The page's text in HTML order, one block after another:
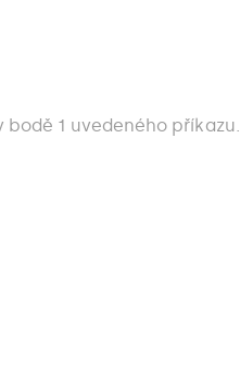
1 uvedeného příkazu.